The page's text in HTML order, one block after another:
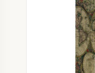
CHARDONNAY
SAUVIGNON BLANC